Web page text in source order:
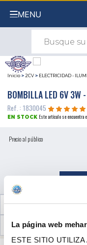
La página web
ESTE SITIO
MENU
Inicio >2CV > ELECTRICIDAD -
BOMBILLA LED 6V 3W
Ref. : 1830045
EN STOCK Este artículo se encuentra
Precio al público
INFORMACIÓN TÉCNICA
OPINIONES DE CLIENTES (2)